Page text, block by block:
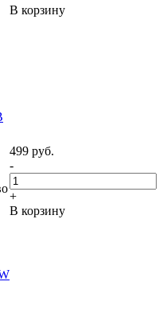
В корзину
499 руб.
-
+
В корзину